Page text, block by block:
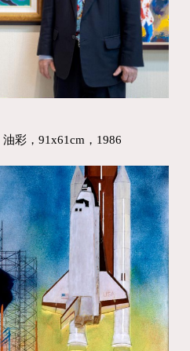
彩，91x61cm，1986